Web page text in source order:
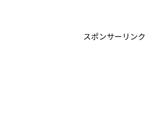
スポンサーリンク